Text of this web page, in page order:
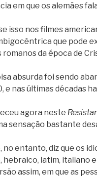
em que os alemães
isso nos filmes
que pode
da época de
absurda foi sendo
e nas últimas décadas
agora neste
sensação bastante
no entanto, diz que os
hebraico, latim, italiano
assim, em que as